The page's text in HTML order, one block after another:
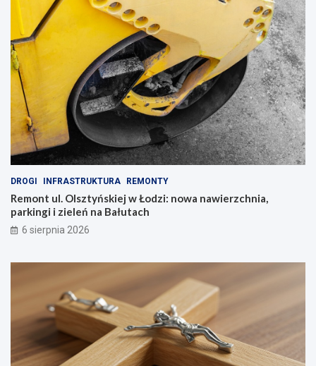
DROGI INFRASTRUKTURA REMONTY
Remont ul. Olsztyńskiej w Łodzi: nowa nawierzchnia,
parkingi i zieleń na Bałutach
6 sierpnia 2026